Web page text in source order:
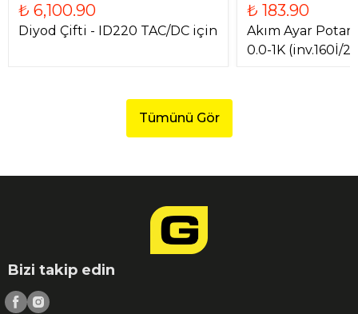
₺ 6,100.90
Diyod Çifti - ID220 TAC/DC için
₺ 183.90
Akım Ayar
0.0-1K (inv.160İ/
Tümünü Gör
Bizi takip edin